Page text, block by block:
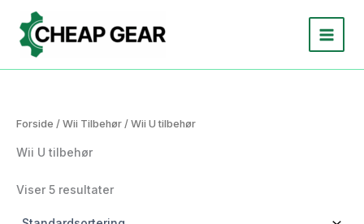
indholdet
Forside / Wii Tilbehør / Wii U tilbehør
Wii U tilbehør
Viser 5 resultater